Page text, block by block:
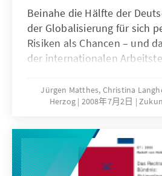
Beinahe die Hälfte der
der Globalisierung für sich
Risiken als Chancen – und
der internationalen
Teil unseres Wohlstands zu
Das vorliegende
der Globalisierung und leitet
Handlungsbedarf und
Gestaltungsmöglichkeiten
Jürgen Matthes, Christina
Herzog 2008年7月2日